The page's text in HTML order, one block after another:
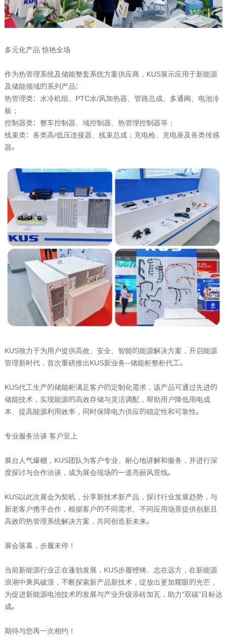
多元化产品 惊艳全场
作为热管理系统及储能整套系统方案供应商， KUS展示应用于新能源
及储能领域的系列产品：
热管理类：水冷机组、 PTC水/风加热器、管路总成、多通阀、电池冷
板；
控制器类：整车控制器、域控制器、热管理控制器等；
线束类：各类高/低压连接器、线束总成；充电枪、充电座及各类传感
器。
KUS致力于为用户提供高效、安全、智能的能源解决方案，开启能源
管理新时代，首次重磅推出KUS新业务--储能柜整柜代工。
KUS代工生产的储能柜满足客户的定制化需求，该产品可通过先进的
储能技术，实现能源的高效存储与灵活调配，帮助用户降低用电成
本、提高能源利用效率，同时保障电力供应的稳定性和可靠性。
专业服务洽谈 客户至上
展台人气爆棚， KUS团队为客户专业、耐心地讲解和服务，并进行深
度探讨与合作洽谈，成为展会现场的一道亮丽风景线。
KUS以此次展会为契机，分享新技术新产品，探讨行业发展趋势，与
新老客户携手合作，根据客户的不同需求、不同应用场景提供创新且
高效的热管理系统解决方案，共同创造新未来。
展会落幕，步履未停！
当前新能源行业正在蓬勃发展， KUS步履铿锵、志在远方，在新能源
浪潮中乘风破浪，不断探索新产品新技术，绽放出更加耀眼的光芒，
为促进新能源电池技术的发展与产业升级添砖加瓦，助力“双碳”目标达
成。
期待与您再一次相约！